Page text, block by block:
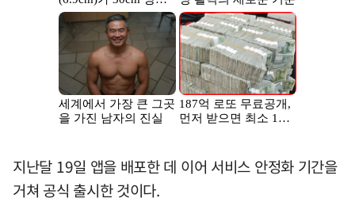
지난달 19일 앱을 배포한 데 이어 서비스 안정화 기간을
거쳐 공식 출시한 것이다.